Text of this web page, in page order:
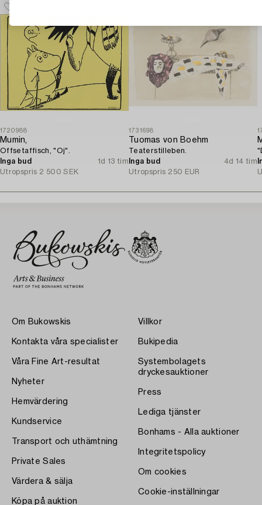
1720988
Mumin,
Offsetaffisch, "Oj".
Inga bud
1d 13 tim
Utropspris 2 500 SEK
1731698
Tuomas von Boehm
Teaterstilleben.
Inga bud
4d 14 tim
Utropspris 250 EUR
Om Bukowskis
Kontakta våra specialister
Våra Fine Art-resultat
Nyheter
Hemvärdering
Kundservice
Transport och uthämtning
Private Sales
Värdera & sälja
Köpa på auktion
Villkor
Bukipedia
Systembolagets
dryckesauktioner
Press
Lediga tjänster
Bonhams - Alla auktioner
Integritetspolicy
Om cookies
Cookie-inställningar